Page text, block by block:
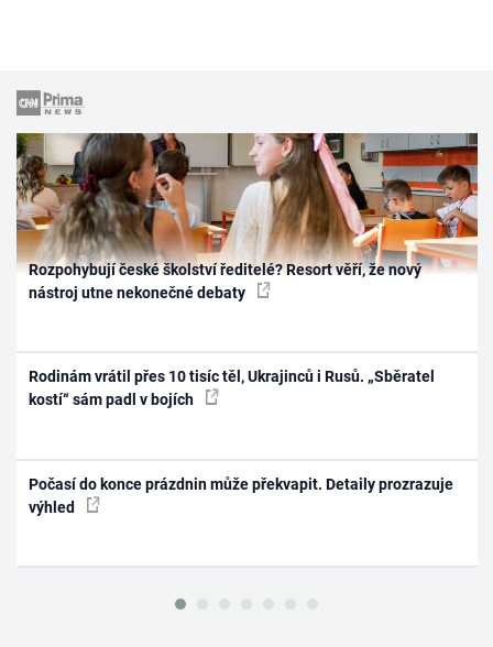
Rozpohybují české školství ředitelé? Resort věří, že nový
nástroj utne nekonečné debaty
Rodinám vrátil přes 10 tisíc těl, Ukrajinců i Rusů. „Sběratel
kostí“ sám padl v bojích
Počasí do konce prázdnin může překvapit. Detaily prozrazuje
výhled